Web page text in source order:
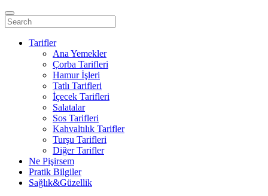
Tarifler
Ana Yemekler
Çorba Tarifleri
Hamur İşleri
Tatlı Tarifleri
İçecek Tarifleri
Salatalar
Sos Tarifleri
Kahvaltılık Tarifler
Turşu Tarifleri
Diğer Tarifler
Ne Pişirsem
Pratik Bilgiler
Sağlık&Güzellik